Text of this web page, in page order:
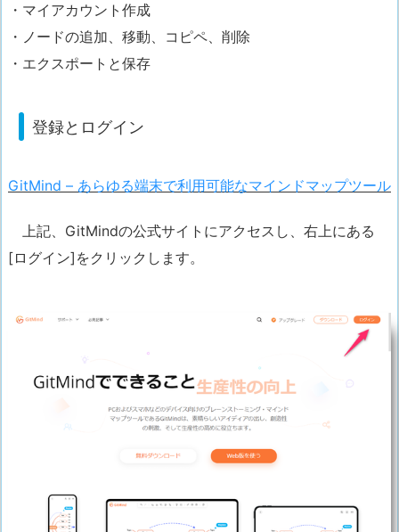
・マイアカウント作成
・ノードの追加、移動、コピペ、削除
・エクスポートと保存
登録とログイン
GitMind – あらゆる端末で利用可能なマインドマップツール
上記、GitMindの公式サイトにアクセスし、右上にある
[ログイン]をクリックします。